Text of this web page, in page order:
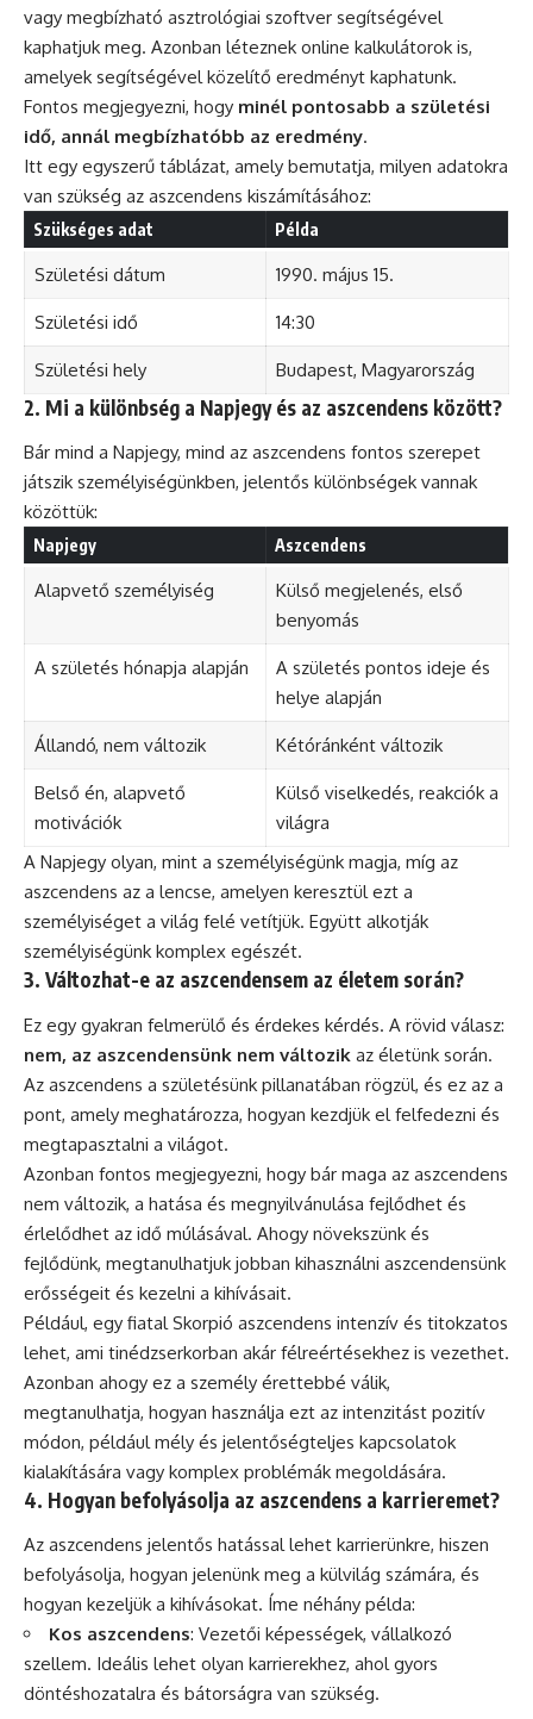
vagy megbízható asztrológiai szoftver segítségével
kaphatjuk meg. Azonban léteznek online kalkulátorok is,
amelyek segítségével közelítő eredményt kaphatunk.
Fontos megjegyezni, hogy minél pontosabb a születési
idő, annál megbízhatóbb az eredmény.
Itt egy egyszerű táblázat, amely bemutatja, milyen adatokra
van szükség az aszcendens kiszámításához:
Szükséges adat Példa
Születési dátum 1990. május 15.
Születési idő 14:30
Születési hely Budapest, Magyarország
2. Mi a különbség a Napjegy és az aszcendens között?
Bár mind a Napjegy, mind az aszcendens fontos szerepet
játszik személyiségünkben, jelentős különbségek vannak
közöttük:
Napjegy Aszcendens
Alapvető személyiség
Külső megjelenés, első
benyomás
A születés hónapja alapján
A születés pontos ideje és
helye alapján
Állandó, nem változik Kétóránként változik
Belső én, alapvető
motivációk
Külső viselkedés, reakciók a
világra
A Napjegy olyan, mint a személyiségünk magja, míg az
aszcendens az a lencse, amelyen keresztül ezt a
személyiséget a világ felé vetítjük. Együtt alkotják
személyiségünk komplex egészét.
3. Változhat-e az aszcendensem az életem során?
Ez egy gyakran felmerülő és érdekes kérdés. A rövid válasz:
nem, az aszcendensünk nem változik az életünk során.
Az aszcendens a születésünk pillanatában rögzül, és ez az a
pont, amely meghatározza, hogyan kezdjük el felfedezni és
megtapasztalni a világot.
Azonban fontos megjegyezni, hogy bár maga az aszcendens
nem változik, a hatása és megnyilvánulása fejlődhet és
érlelődhet az idő múlásával. Ahogy növekszünk és
fejlődünk, megtanulhatjuk jobban kihasználni aszcendensünk
erősségeit és kezelni a kihívásait.
Például, egy fiatal Skorpió aszcendens intenzív és titokzatos
lehet, ami tinédzserkorban akár félreértésekhez is vezethet.
Azonban ahogy ez a személy érettebbé válik,
megtanulhatja, hogyan használja ezt az intenzitást pozitív
módon, például mély és jelentőségteljes kapcsolatok
kialakítására vagy komplex problémák megoldására.
4. Hogyan befolyásolja az aszcendens a karrieremet?
Az aszcendens jelentős hatással lehet karrierünkre, hiszen
befolyásolja, hogyan jelenünk meg a külvilág számára, és
hogyan kezeljük a kihívásokat. Íme néhány példa:
Kos aszcendens: Vezetői képességek, vállalkozó
szellem. Ideális lehet olyan karrierekhez, ahol gyors
döntéshozatalra és bátorságra van szükség.